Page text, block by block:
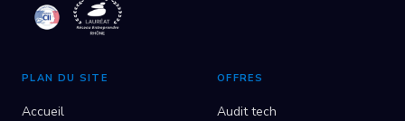
PLAN DU SITE
Accueil
OFFRES
Audit tech